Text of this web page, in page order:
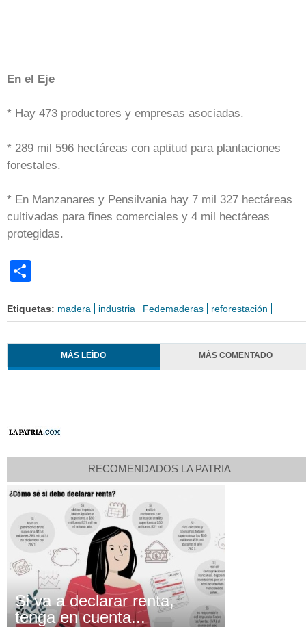
En el Eje
* Hay 473 productores y empresas asociadas.
* 289 mil 596 hectáreas con aptitud para plantaciones
forestales.
* En Manzanares y Pensilvania hay 7 mil 327 hectáreas
cultivadas para fines comerciales y 4 mil hectáreas
protegidas.
Etiquetas: madera industria Fedemaderas reforestación
MÁS LEÍDO MÁS COMENTADO
RECOMENDADOS LA PATRIA
Si va a declarar renta,
tenga en cuenta...